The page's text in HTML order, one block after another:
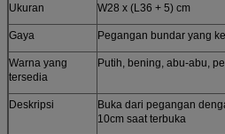
Ukuran W28 x (L36 + 5) cm
Gaya Pegangan bundar yang
Warna yang
tersedia
Putih, bening, abu-abu,
Deskripsi
Buka dari pegangan
10cm saat terbuka